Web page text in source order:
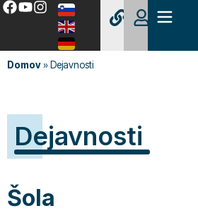
Domov» Dejavnosti
Dejavnosti
Šola